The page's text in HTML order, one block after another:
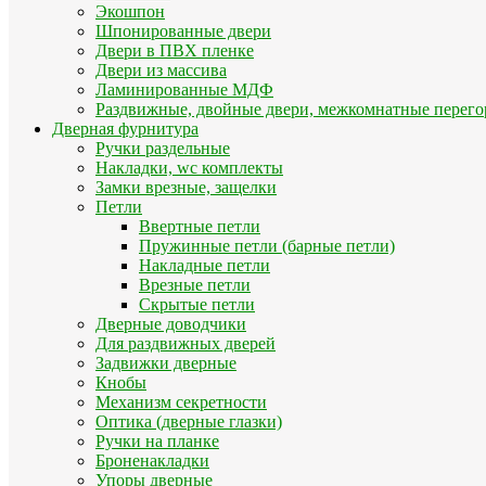
Экошпон
Шпонированные двери
Двери в ПВХ пленке
Двери из массива
Ламинированные МДФ
Раздвижные, двойные двери, межкомнатные
Дверная фурнитура
Ручки раздельные
Накладки, wc комплекты
Замки врезные, защелки
Петли
Ввертные петли
Пружинные петли (барные петли)
Накладные петли
Врезные петли
Скрытые петли
Дверные доводчики
Для раздвижных дверей
Задвижки дверные
Кнобы
Механизм секретности
Оптика (дверные глазки)
Ручки на планке
Броненакладки
Упоры дверные